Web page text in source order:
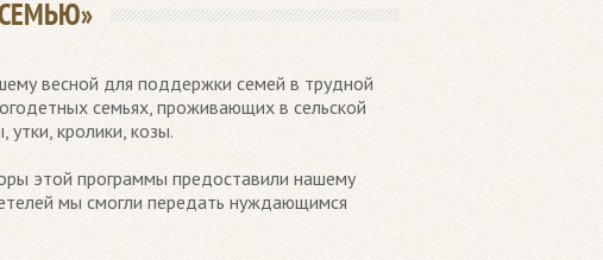
весной для поддержки семей в трудной
семьях, проживающих в сельской
кролики, козы.
этой программы предоставили нашему
мы смогли передать нуждающимся